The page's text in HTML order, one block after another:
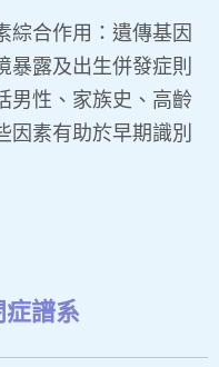
綜合作用：遺傳基因
暴露及出生併發症則
男性、家族史、高齡
因素有助於早期識別
症譜系